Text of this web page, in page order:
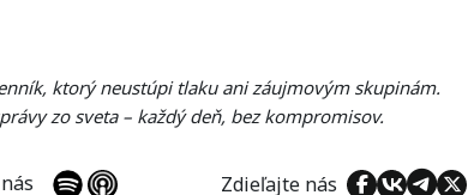
ktorý neustúpi tlaku ani záujmovým skupinám.
zo sveta – každý deň, bez kompromisov.
nás Zdieľajte nás